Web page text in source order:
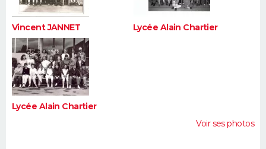
Vincent JANNET Lycée Alain Chartier
Lycée Alain Chartier
Voir ses photos